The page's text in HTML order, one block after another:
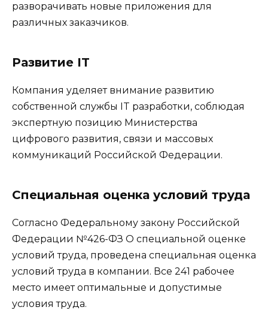
разворачивать новые приложения для
различных заказчиков.
Развитие IT
Компания уделяет внимание развитию
собственной службы IT разработки, соблюдая
экспертную позицию Министерства
цифрового развития, связи и массовых
коммуникаций Российской Федерации.
Специальная оценка условий труда
Согласно Федеральному закону Российской
Федерации №426-ФЗ О специальной оценке
условий труда, проведена специальная оценка
условий труда в компании. Все 241 рабочее
место имеет оптимальные и допустимые
условия труда.